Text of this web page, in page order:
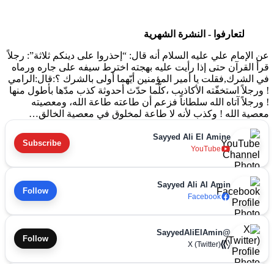
لتعارفوا - النشرة الشهرية
عن الإمام علي عليه السلام أنه قال: “إحذروا على دينكم ثلاثة”: رجلاً
قرأ القرآن حتى إذا رأيت عليه بهجته اخترط سيفه على جاره ورماه
في الشرك,فقلت يا أمير المؤمنين أيّهما أولى بالشرك ؟:قال:الرامي
! ورجلاً استخفّته الأكاذيب ،كلّما حدّث أحدوثة كذب مدّها بأطول منها
! ورجلاً آتاه الله سلطاناً فزعم أن طاعته طاعة الله، ومعصيته
معصية الله ! وكذب لأنه لا طاعة لمخلوق في معصية الخالق…
Sayyed Ali El Amine
YouTube
Subscribe
Sayyed Ali Al Amin
Facebook
Follow
@SayyedAliElAmin
X (Twitter)
Follow